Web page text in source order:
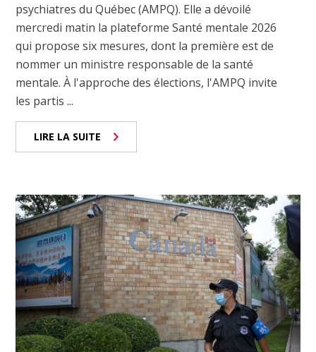
psychiatres du Québec (AMPQ). Elle a dévoilé
mercredi matin la plateforme Santé mentale 2026
qui propose six mesures, dont la première est de
nommer un ministre responsable de la santé
mentale. À l'approche des élections, l'AMPQ invite
les partis ...
LIRE LA SUITE